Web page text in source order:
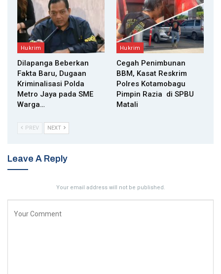
Hukrim
Dilapanga Beberkan
Fakta Baru, Dugaan
Kriminalisasi Polda
Metro Jaya pada SME
Warga…
Hukrim
Cegah Penimbunan
BBM, Kasat Reskrim
Polres Kotamobagu
Pimpin Razia di SPBU
Matali
PREV NEXT
Leave A Reply
Your email address will not be published.